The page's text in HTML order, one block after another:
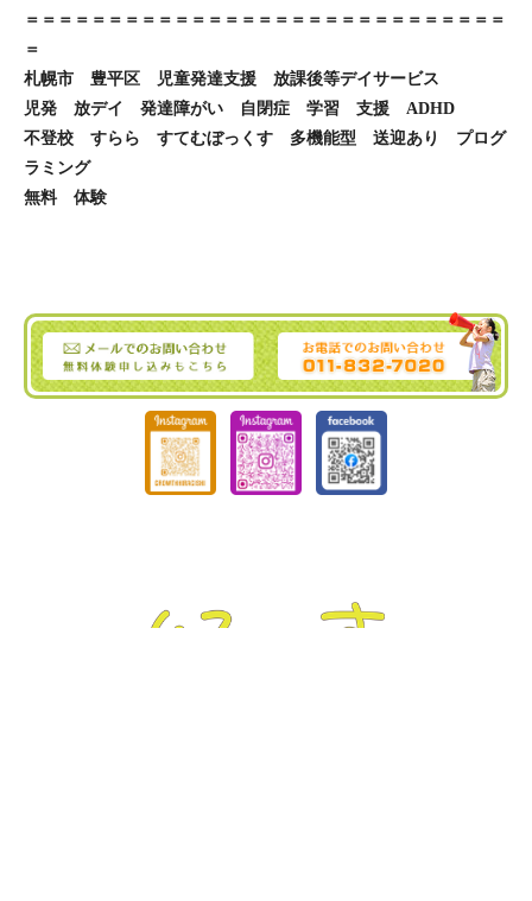
＝＝＝＝＝＝＝＝＝＝＝＝＝＝＝＝＝＝＝＝＝＝＝＝＝＝＝＝＝
＝
札幌市 豊平区 児童発達支援 放課後等デイサービス
児発 放デイ 発達障がい 自閉症 学習 支援 ADHD
不登校 すらら すてむぼっくす 多機能型 送迎あり プログ
ラミング
無料 体験